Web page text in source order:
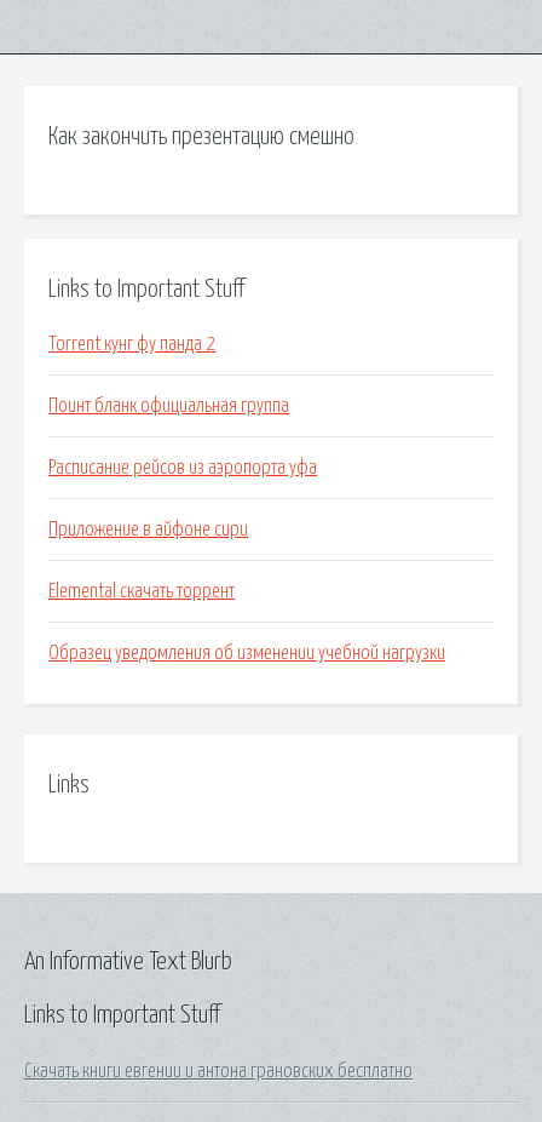
Как закончить презентацию смешно
Links to Important Stuff
Torrent кунг фу панда 2
Поинт бланк официальная группа
Расписание рейсов из аэропорта уфа
Приложение в айфоне сири
Elemental скачать торрент
Образец уведомления об изменении учебной нагрузки
Links
Links to Important Stuff
Скачать книги евгении и антона грановских бесплатно
An Informative Text Blurb